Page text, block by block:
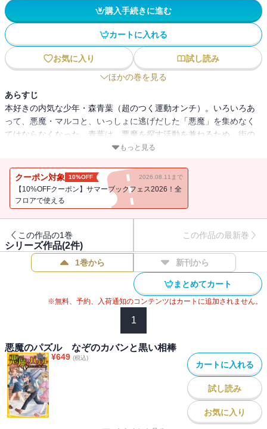
購入手続きに進む
カートに入れる
お気に入り
試し読み
ほかの巻を見る
あらすじ
本好きの内気な少年・森青葉（超のつく運動オンチ）。いろいろあ
って、悪魔・マルコと、いっしょに逃げだした「悪魔」を集めなく
てはならなくなった。青葉は、悪魔を探す活動を兼ねるため、街の
ことを調べる「地域研究部」を作る。ところが、せっかく作った部
る！」と言われてしまい・・・・・・？ 悪魔さがし×スクールライ
フの新感覚ストーリー第２弾！
もっと見る
クーポン対象 10%OFF 2026.08.11まで
【10%OFFクーポン】サマーブックフェス2026！全
フロアで使える
この作品の1巻 この作品の最新巻
シリーズ作品(2件)
1巻から 新刊から
まとめてカート
※無料、予約、入荷通知のコンテンツはカートに追加されません。
1
悪魔のパズル なぞのカバンと黒い相棒
¥649 (税込)
カートに入れる
試し読み
お気に入り